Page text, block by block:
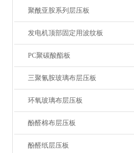
聚酰亚胺系列层压板
发电机顶部固定用波纹板
PC聚碳酸酯板
三聚氰胺玻璃布层压板
环氧玻璃布层压板
酚醛棉布层压板
酚醛纸层压板